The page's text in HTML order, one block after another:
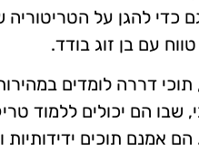
כדי להגן על
עם בן זוג בודד.
דררה לומדים
שבו הם יכולים ללמוד
אמנם תוכים ידידותיות